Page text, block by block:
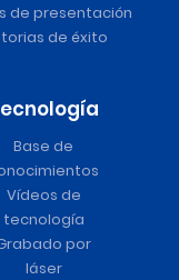
de presentación
de éxito
Base de
Vídeos de
tecnología
por
láser